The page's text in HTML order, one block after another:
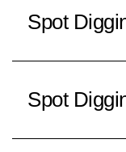
Spot
Spot